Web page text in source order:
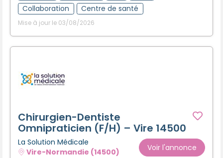
Collaboration
Centre de santé
Mise à jour le 03/08/2026
Chirurgien-Dentiste
Omnipraticien (F/H) – Vire 14500
La Solution Médicale
Vire-Normandie (14500)
Voir l'annonce